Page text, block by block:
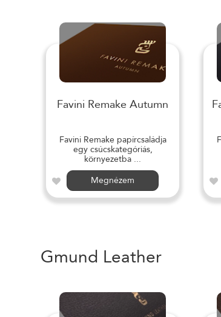
Favini Remake Autumn
Favini Remake papírcsaládja
egy csúcskategóriás,
környezetba ...
Megnézem
Gmund Leather